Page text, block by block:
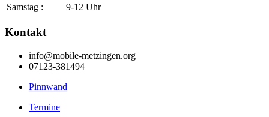
Samstag :
9-12 Uhr
Kontakt
info@mobile-metzingen.org
07123-381494
Pinnwand
Termine